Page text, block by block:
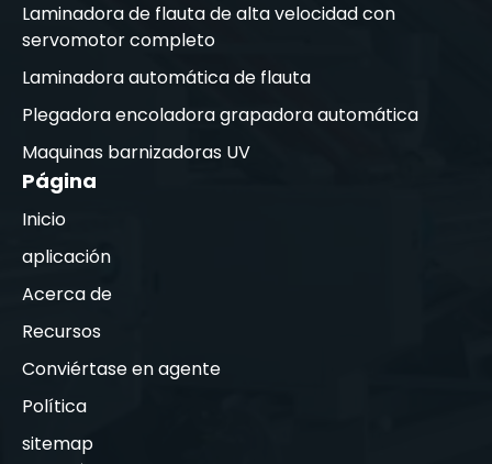
Laminadora de flauta de alta velocidad con
servomotor completo
Laminadora automática de flauta
Plegadora encoladora grapadora automática
Maquinas barnizadoras UV
Página
Inicio
aplicación
Acerca de
Recursos
Conviértase en agente
Política
sitemap